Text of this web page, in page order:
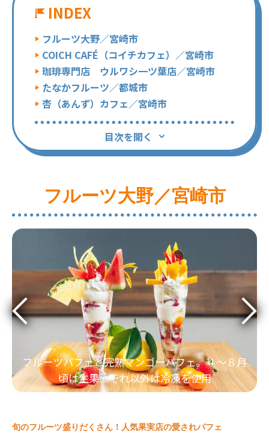
目次を開く
INDEX
フルーツ大野／宮崎市
COICH CAFÉ（コイチカフェ）／宮崎市
珈琲専門店 ウルワシ一ツ葉店／宮崎市
たなかフルーツ／都城市
杏（あんず）カフェ／宮崎市
フルーツ大野／宮崎市
フルーツパフェと完熟マンゴーパフェ。４～８月
頃は生果、それ以外は冷凍を使用
旬のフルーツ盛りだくさん！人気果実店の愛されパフェ